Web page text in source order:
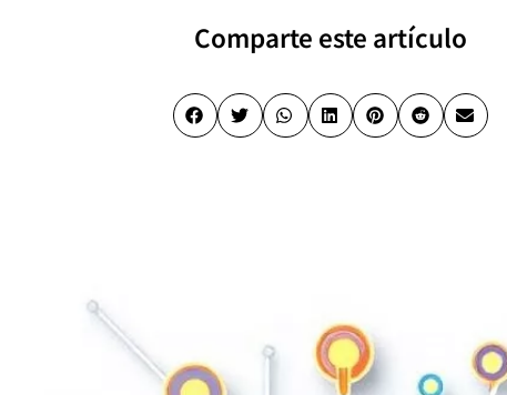
Comparte este artículo